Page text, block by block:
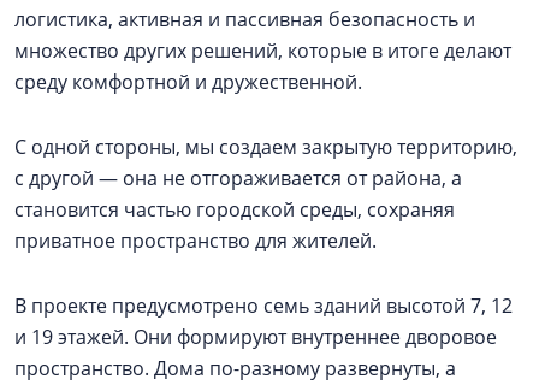
логистика, активная и пассивная безопасность и
множество других решений, которые в итоге делают
среду комфортной и дружественной.
С одной стороны, мы создаем закрытую территорию,
с другой — она не отгораживается от района, а
становится частью городской среды, сохраняя
приватное пространство для жителей.
В проекте предусмотрено семь зданий высотой 7, 12
и 19 этажей. Они формируют внутреннее дворовое
пространство. Дома по-разному развернуты, а